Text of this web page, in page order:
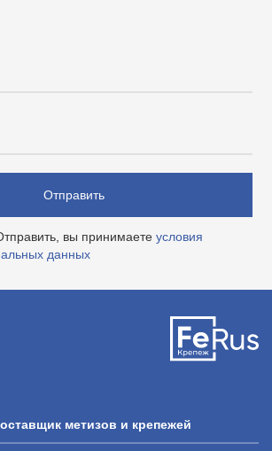
Отправить
вы принимаете условия
данных
метизов и крепежей